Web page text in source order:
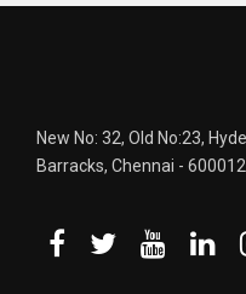
New No: 32, Old No:23,
Barracks, Chennai - 600012.